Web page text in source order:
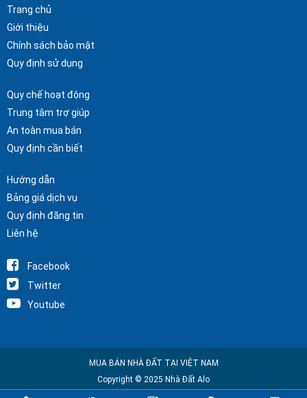
Trang chủ
Giới thiệu
Chính sách bảo mật
Quy định sử dụng
Quy chế hoạt động
Trung tâm trợ giúp
An toàn mua bán
Quy định cần biết
Hướng dẫn
Bảng giá dịch vụ
Quy định đăng tin
Liên hệ
Facebook
Twitter
Youtube
MUA BÁN NHÀ ĐẤT TẠI VIỆT NAM
Copyright © 2025 Nhà Đất Alo